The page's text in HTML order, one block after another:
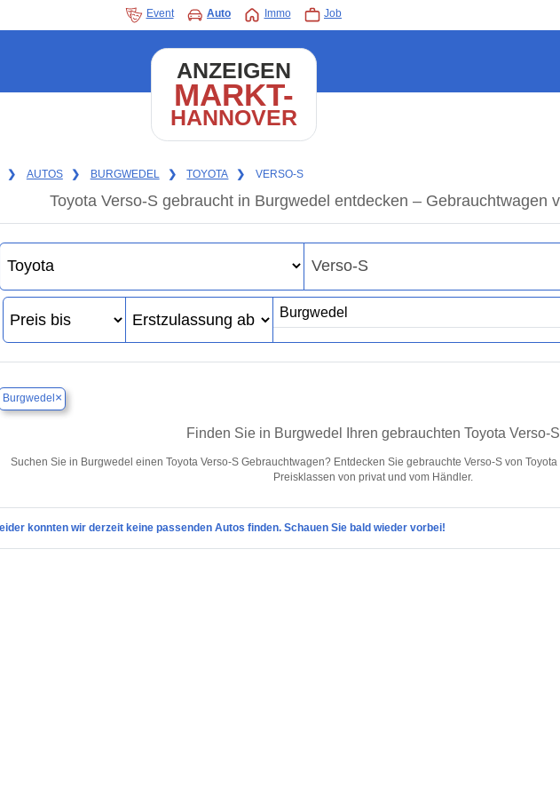
Event Auto Immo Job
ANZEIGEN
MARKT-
HANNOVER
❯ AUTOS ❯ BURGWEDEL ❯ TOYOTA ❯ VERSO-S
Toyota Verso-S gebraucht in Burgwedel entdecken – Gebrauchtwagen
Burgwedel ×
Finden Sie in Burgwedel Ihren gebrauchten Toyota Verso-S
Suchen Sie in Burgwedel einen Toyota Verso-S Gebrauchtwagen? Entdecken Sie gebrauchte Verso-S von
Preisklassen von privat und vom Händler.
konnten wir derzeit keine passenden Autos finden. Schauen Sie bald wieder vorbei!